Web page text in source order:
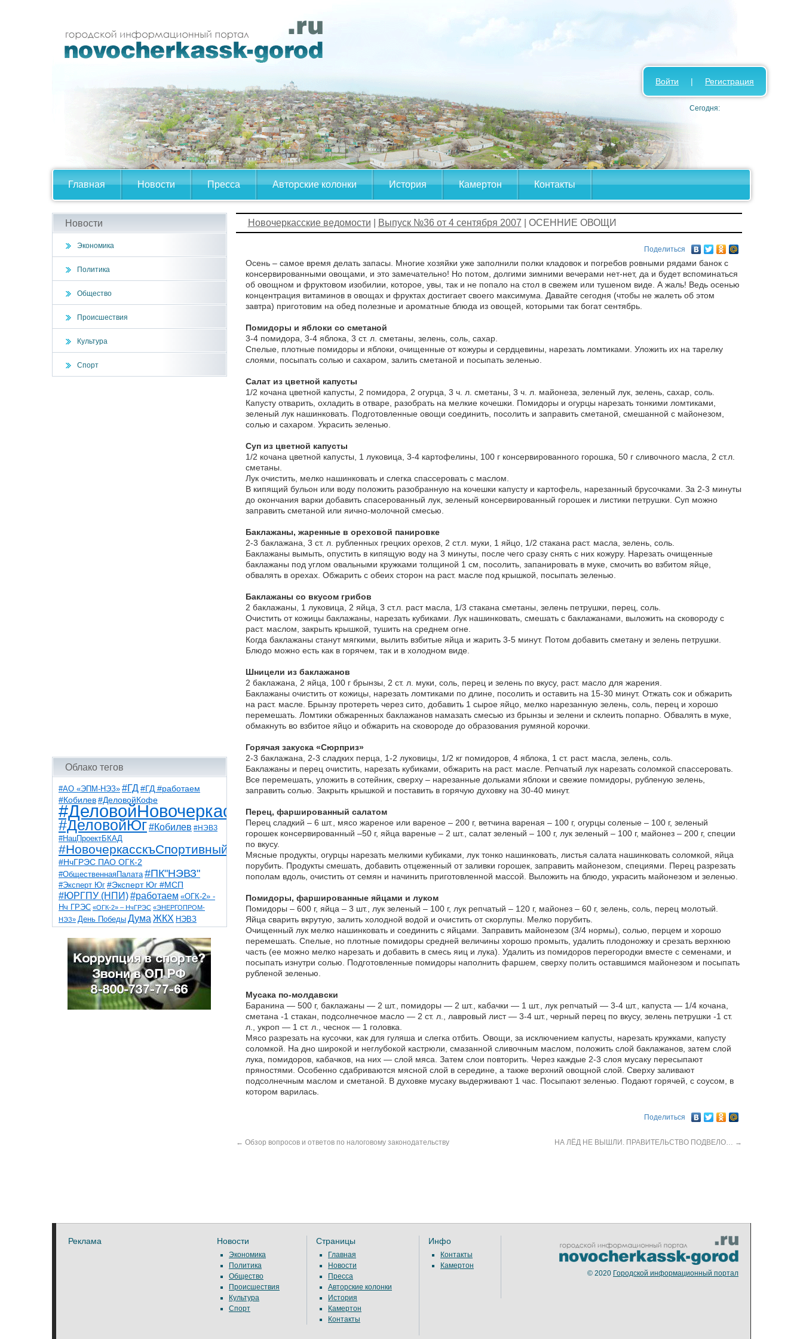
Главная Новости Пресса Авторские колонки История Камертон Контакты
Войти | Регистрация
Сегодня:
Новости
Экономика
Политика
Общество
Происшествия
Культура
Спорт
Облако тегов
#АО «ЭПМ-НЭЗ» #ГД #ГД #работаем
#Кобилев #ДеловойКофе
#ДеловойНовочеркасск
#ДеловойЮг#Кобилев #НЭВЗ
#НацПроектБКАД
#НовочеркасскъСпортивный
#НчГРЭС ПАО ОГК-2
#ОбщественнаяПалата #ПК"НЭВЗ"
#Эксперт Юг #Эксперт Юг #МСП
#ЮРГПУ (НПИ)#работаем «ОГК-2» -
Нч ГРЭС «ОГК-2» – НчГРЭС «ЭНЕРГОПРОМ-
НЭЗ» День Победы Дума ЖКХ НЭВЗ
НчГРЭС ТНТ
благоустройствоветераны выборы
детидороги казаки коррупция космос
общественная палата парк пожар роща
спорт театр транспорт художники
Новочеркасские ведомости Выпуск №36 от 4 сентября 2007 | ОСЕННИЕ ОВОЩИ
Поделиться
Осень – самое время делать запасы. Многие хозяйки уже заполнили полки кладовок и погребов ровными рядами банок с
консервированными овощами, и это замечательно! Но потом, долгими зимними вечерами нет-нет, да и будет вспоминаться
об овощном и фруктовом изобилии, которое, увы, так и не попало на стол в свежем или тушеном виде. А жаль! Ведь осенью
концентрация витаминов в овощах и фруктах достигает своего максимума. Давайте сегодня (чтобы не жалеть об этом
завтра) приготовим на обед полезные и ароматные блюда из овощей, которыми так богат сентябрь.
Помидоры и яблоки со сметаной
3-4 помидора, 3-4 яблока, 3 ст. л. сметаны, зелень, соль, сахар.
Спелые, плотные помидоры и яблоки, очищенные от кожуры и сердцевины, нарезать ломтиками. Уложить их на тарелку
слоями, посыпать солью и сахаром, залить сметаной и посыпать зеленью.
Салат из цветной капусты
1/2 кочана цветной капусты, 2 помидора, 2 огурца, 3 ч. л. сметаны, 3 ч. л. майонеза, зеленый лук, зелень, сахар, соль.
Капусту отварить, охладить в отваре, разобрать на мелкие кочешки. Помидоры и огурцы нарезать тонкими ломтиками,
зеленый лук нашинковать. Подготовленные овощи соединить, посолить и заправить сметаной, смешанной с майонезом,
солью и сахаром. Украсить зеленью.
Суп из цветной капусты
1/2 кочана цветной капусты, 1 луковица, 3-4 картофелины, 100 г консервированного горошка, 50 г сливочного масла, 2 ст.л.
сметаны.
Лук очистить, мелко нашинковать и слегка спассеровать с маслом.
В кипящий бульон или воду положить разобранную на кочешки капусту и картофель, нарезанный брусочками. За 2-3 минуты
до окончания варки добавить спасерованный лук, зеленый консервированный горошек и листики петрушки. Суп можно
заправить сметаной или яично-молочной смесью.
Баклажаны, жаренные в ореховой панировке
2-3 баклажана, 3 ст. л. рубленных грецких орехов, 2 ст.л. муки, 1 яйцо, 1/2 стакана раст. масла, зелень, соль.
Баклажаны вымыть, опустить в кипящую воду на 3 минуты, после чего сразу снять с них кожуру. Нарезать очищенные
баклажаны под углом овальными кружками толщиной 1 см, посолить, запанировать в муке, смочить во взбитом яйце,
обвалять в орехах. Обжарить с обеих сторон на раст. масле под крышкой, посыпать зеленью.
Баклажаны со вкусом грибов
2 баклажаны, 1 луковица, 2 яйца, 3 ст.л. раст масла, 1/3 стакана сметаны, зелень петрушки, перец, соль.
Очистить от кожицы баклажаны, нарезать кубиками. Лук нашинковать, смешать с баклажанами, выложить на сковороду с
раст. маслом, закрыть крышкой, тушить на среднем огне.
Когда баклажаны станут мягкими, вылить взбитые яйца и жарить 3-5 минут. Потом добавить сметану и зелень петрушки.
Блюдо можно есть как в горячем, так и в холодном виде.
Шницели из баклажанов
2 баклажана, 2 яйца, 100 г брынзы, 2 ст. л. муки, соль, перец и зелень по вкусу, раст. масло для жарения.
Баклажаны очистить от кожицы, нарезать ломтиками по длине, посолить и оставить на 15-30 минут. Отжать сок и обжарить
на раст. масле. Брынзу протереть через сито, добавить 1 сырое яйцо, мелко нарезанную зелень, соль, перец и хорошо
перемешать. Ломтики обжаренных баклажанов намазать смесью из брынзы и зелени и склеить попарно. Обвалять в муке,
обмакнуть во взбитое яйцо и обжарить на сковороде до образования румяной корочки.
Горячая закуска «Сюрприз»
2-3 баклажана, 2-3 сладких перца, 1-2 луковицы, 1/2 кг помидоров, 4 яблока, 1 ст. раст. масла, зелень, соль.
Баклажаны и перец очистить, нарезать кубиками, обжарить на раст. масле. Репчатый лук нарезать соломкой спассеровать.
Все перемешать, уложить в сотейник, сверху – нарезанные дольками яблоки и свежие помидоры, рубленую зелень,
заправить солью. Закрыть крышкой и поставить в горячую духовку на 30-40 минут.
Перец, фаршированный салатом
Перец сладкий – 6 шт., мясо жареное или вареное – 200 г, ветчина вареная – 100 г, огурцы соленые – 100 г, зеленый
горошек консервированный –50 г, яйца вареные – 2 шт., салат зеленый – 100 г, лук зеленый – 100 г, майонез – 200 г, специи
по вкусу.
Мясные продукты, огурцы нарезать мелкими кубиками, лук тонко нашинковать, листья салата нашинковать соломкой, яйца
порубить. Продукты смешать, добавить отцеженный от заливки горошек, заправить майонезом, специями. Перец разрезать
пополам вдоль, очистить от семян и начинить приготовленной массой. Выложить на блюдо, украсить майонезом и зеленью.
Помидоры, фаршированные яйцами и луком
Помидоры – 600 г, яйца – 3 шт., лук зеленый – 100 г, лук репчатый – 120 г, майонез – 60 г, зелень, соль, перец молотый.
Яйца сварить вкрутую, залить холодной водой и очистить от скорлупы. Мелко порубить.
Очищенный лук мелко нашинковать и соединить с яйцами. Заправить майонезом (3/4 нормы), солью, перцем и хорошо
перемешать. Спелые, но плотные помидоры средней величины хорошо промыть, удалить плодоножку и срезать верхнюю
часть (ее можно мелко нарезать и добавить в смесь яиц и лука). Удалить из помидоров перегородки вместе с семенами, и
посыпать изнутри солью. Подготовленные помидоры наполнить фаршем, сверху полить оставшимся майонезом и посыпать
рубленой зеленью.
Мусака по-молдавски
Баранина — 500 г, баклажаны — 2 шт., помидоры — 2 шт., кабачки — 1 шт., лук репчатый — 3-4 шт., капуста — 1/4 кочана,
сметана -1 стакан, подсолнечное масло — 2 ст. л., лавровый лист — 3-4 шт., черный перец по вкусу, зелень петрушки -1 ст.
л., укроп — 1 ст. л., чеснок — 1 головка.
Мясо разрезать на кусочки, как для гуляша и слегка отбить. Овощи, за исключением капусты, нарезать кружками, капусту
соломкой. На дно широкой и неглубокой кастрюли, смазанной сливочным маслом, положить слой баклажанов, затем слой
лука, помидоров, кабачков, на них — слой мяса. Затем слои повторить. Через каждые 2-3 слоя мусаку пересыпают
пряностями. Особенно сдабриваются мясной слой в середине, а также верхний овощной слой. Сверху заливают
подсолнечным маслом и сметаной. В духовке мусаку выдерживают 1 час. Посыпают зеленью. Подают горячей, с соусом, в
котором варилась.
Поделиться
← Обзор вопросов и ответов по налоговому законодательству НА ЛЁД НЕ ВЫШЛИ. ПРАВИТЕЛЬСТВО ПОДВЕЛО… →
Реклама Новости
Экономика
Политика
Общество
Происшествия
Культура
Спорт
Страницы
Главная
Новости
Пресса
Авторские колонки
История
Камертон
Контакты
Инфо
Контакты
Камертон
© 2020 Городской информационный портал